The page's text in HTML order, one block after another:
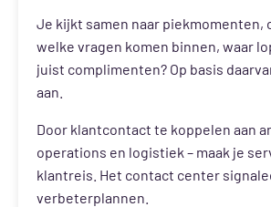
Je kijkt samen naar
welke vragen komen binnen, waar
juist complimenten? Op basis
aan.
Door klantcontact te koppelen aan
operations en logistiek – maak je
klantreis. Het contact center
verbeterplannen.